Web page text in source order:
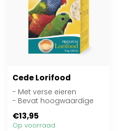
Cede Lorifood
- Met verse eieren
- Bevat hoogwaardige
- Boordevol vitamines
€13,95
Op voorraad